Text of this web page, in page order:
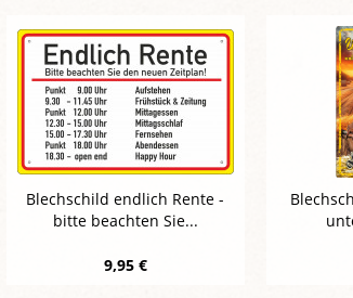
Blechschild endlich Rente -
bitte beachten Sie...
9,95 €